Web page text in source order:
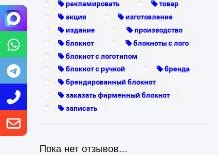
рекламировать
товар
акция
изготовление
издание
производство
блокнот
блокноты с лого
блокнот с логотипом
блокнот с ручкой
бренда
брендированный блокнот
заказать фирменный блокнот
записать
Пока нет отзывов...